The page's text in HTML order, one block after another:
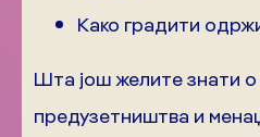
Како градити
Шта још желите знати
предузетништва и